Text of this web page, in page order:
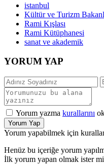
istanbul
Kültür ve Turizm
Rami Kışlası
Rami Kütüphanesi
sanat ve akademik
YORUM YAP
Yorum yazma kurallarını
Yorum Yap
Yorum yapabilmek için
Henüz bu içeriğe yorum
İlk yorum yapan olmak ister